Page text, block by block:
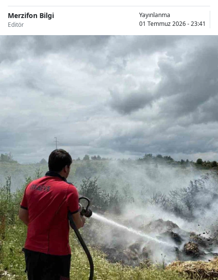
Merzifon Bilgi
Editör
Yayınlanma
01 Temmuz 2026 - 23:41